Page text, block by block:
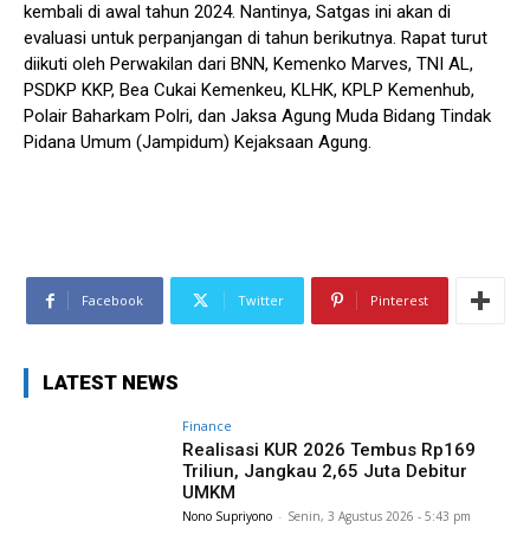
kembali di awal tahun 2024. Nantinya, Satgas ini akan di
evaluasi untuk perpanjangan di tahun berikutnya. Rapat turut
diikuti oleh Perwakilan dari BNN, Kemenko Marves, TNI AL,
PSDKP KKP, Bea Cukai Kemenkeu, KLHK, KPLP Kemenhub,
Polair Baharkam Polri, dan Jaksa Agung Muda Bidang Tindak
Pidana Umum (Jampidum) Kejaksaan Agung.
Facebook Twitter Pinterest
LATEST NEWS
Finance
Realisasi KUR 2026 Tembus Rp169
Triliun, Jangkau 2,65 Juta Debitur
UMKM
Nono Supriyono - Senin, 3 Agustus 2026 - 5:43 pm